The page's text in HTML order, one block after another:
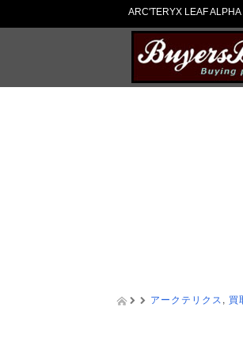
ARC'TERYX LEAF
アークテリクス , 買